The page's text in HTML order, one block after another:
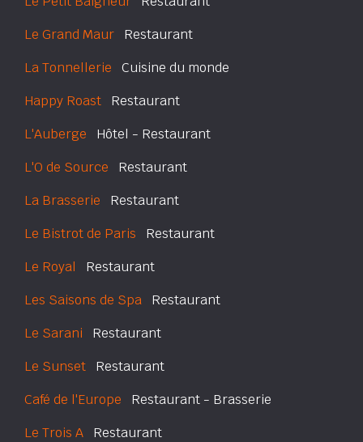
Le Grand Maur Restaurant
La Tonnellerie Cuisine du monde
Happy Roast Restaurant
L'Auberge Hôtel - Restaurant
L'O de Source Restaurant
La Brasserie Restaurant
Le Bistrot de Paris Restaurant
Le Royal Restaurant
Les Saisons de Spa Restaurant
Le Sarani Restaurant
Le Sunset Restaurant
Café de l'Europe Restaurant - Brasserie
Le Trois A Restaurant